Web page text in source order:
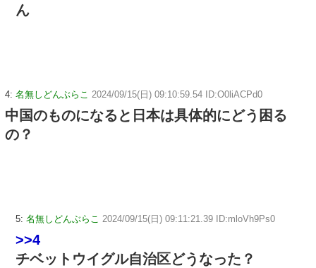
ん
4: 名無しどんぶらこ 2024/09/15(日) 09:10:59.54 ID:O0liACPd0
中国のものになると日本は具体的にどう困る
の？
5: 名無しどんぶらこ 2024/09/15(日) 09:11:21.39 ID:mloVh9Ps0
>>4
チベットウイグル自治区どうなった？